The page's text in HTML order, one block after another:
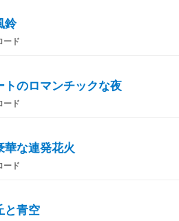
鈴
ード
トのロマンチックな夜
ード
華な連発花火
ード
と青空